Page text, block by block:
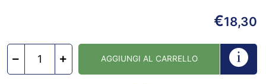
€18,30
AGGIUNGI AL CARRELLO